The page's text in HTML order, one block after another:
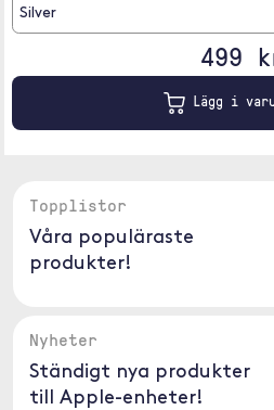
Silver
499
Lägg i
Topplistor
Våra populäraste
produkter!
Nyheter
Ständigt nya produkter
till Apple-enheter!